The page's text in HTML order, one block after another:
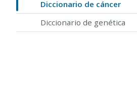
Diccionario de cáncer
Diccionario de genética